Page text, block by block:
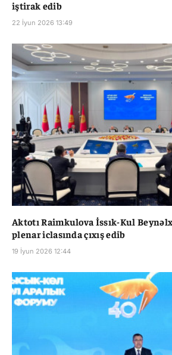
iştirak edib
22 İyun 2026 13:49
Aktotı Raimkulova İssık-Kul
plenar iclasında çıxış edib
19 İyun 2026 12:44